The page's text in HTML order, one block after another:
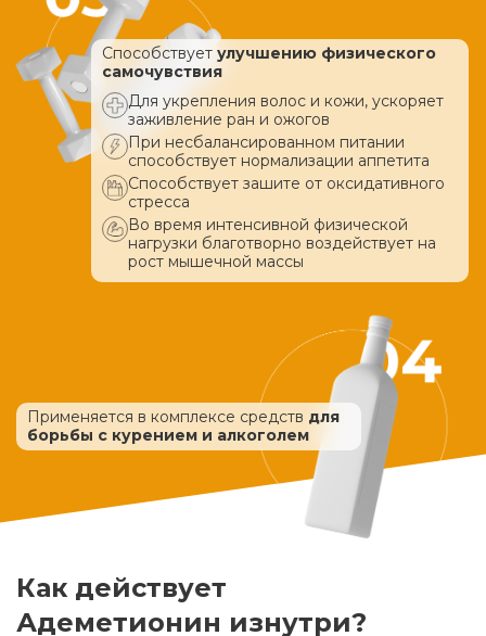
Способствует улучшению физического
самочувствия
Для укрепления волос и кожи, ускоряет
заживление ран и ожогов
При несбалансированном питании
способствует нормализации аппетита
Способствует зашите от оксидативного
стресса
Во время интенсивной физической
нагрузки благотворно воздействует на
рост мышечной массы
Применяется в комплексе средств для
борьбы с курением и алкоголем
Как действует
Адеметионин изнутри?